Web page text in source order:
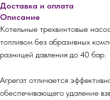
Доставка и оплата
Описание
Котельные трехвинтовые
топливом без абразивных
разницей давления до 40 бар.
Агрегат отличается
обеспечивающего удаление